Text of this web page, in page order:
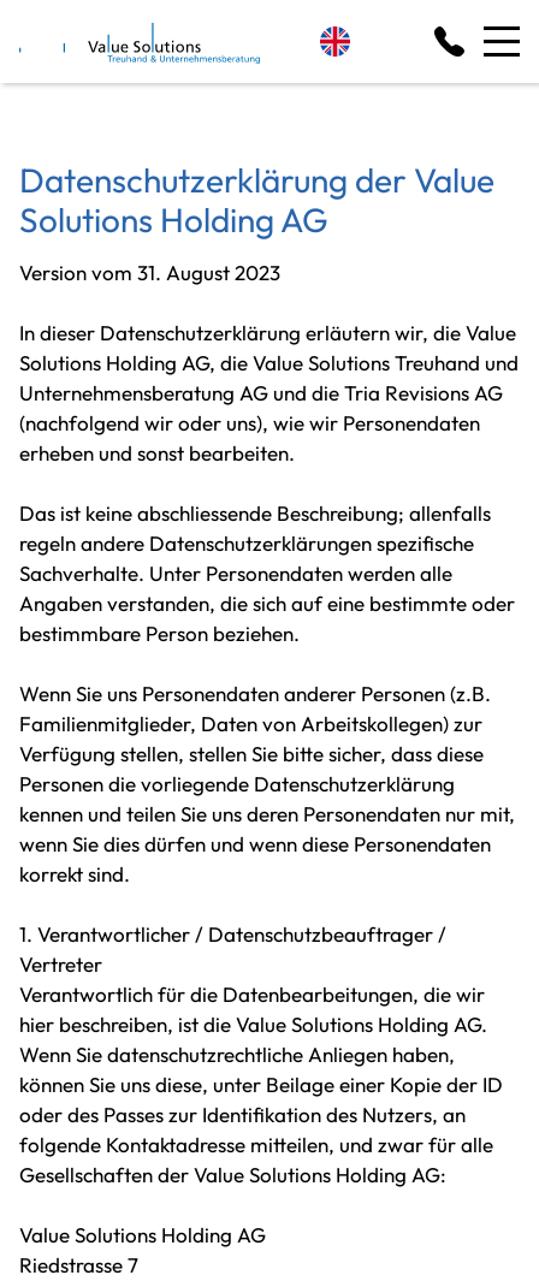
Datenschutzerklärung der Value
Solutions Holding AG
Version vom 31. August 2023
In dieser Datenschutzerklärung erläutern wir, die Value
Solutions Holding AG, die Value Solutions Treuhand und
Unternehmensberatung AG und die Tria Revisions AG
(nachfolgend wir oder uns), wie wir Personendaten
erheben und sonst bearbeiten.
Das ist keine abschliessende Beschreibung; allenfalls
regeln andere Datenschutzerklärungen spezifische
Sachverhalte. Unter Personendaten werden alle
Angaben verstanden, die sich auf eine bestimmte oder
bestimmbare Person beziehen.
Wenn Sie uns Personendaten anderer Personen (z.B.
Familienmitglieder, Daten von Arbeitskollegen) zur
Verfügung stellen, stellen Sie bitte sicher, dass diese
Personen die vorliegende Datenschutzerklärung
kennen und teilen Sie uns deren Personendaten nur mit,
wenn Sie dies dürfen und wenn diese Personendaten
korrekt sind.
1. Verantwortlicher / Datenschutzbeauftrager /
Vertreter
Verantwortlich für die Datenbearbeitungen, die wir
hier beschreiben, ist die Value Solutions Holding AG.
Wenn Sie datenschutzrechtliche Anliegen haben,
können Sie uns diese, unter Beilage einer Kopie der ID
oder des Passes zur Identifikation des Nutzers, an
folgende Kontaktadresse mitteilen, und zwar für alle
Gesellschaften der Value Solutions Holding AG:
Value Solutions Holding AG
Riedstrasse 7